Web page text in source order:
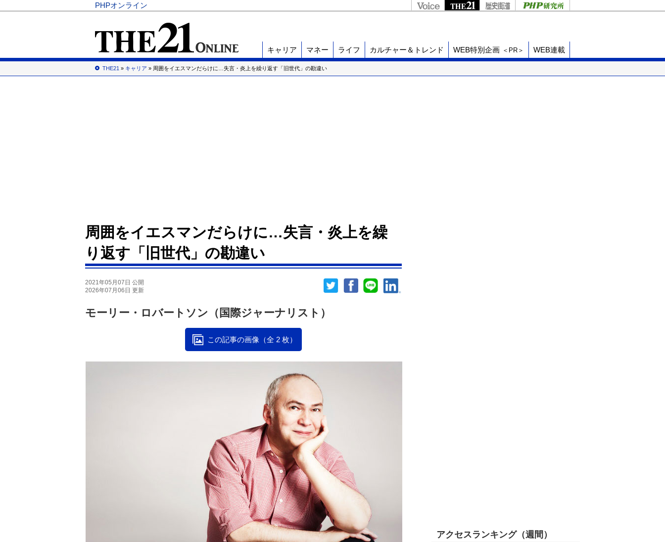
PHPオンライン
キャリア マネー ライフ カルチャー＆トレンド WEB特別企画 ＜PR＞ WEB連載
THE21 » キャリア » 周囲をイエスマンだらけに…失言・炎上を繰り返す「旧世代」の勘違い
周囲をイエスマンだらけに…失言・炎上を繰
り返す「旧世代」の勘違い
2021年05月07日 公開
2026年07月06日 更新
モーリー・ロバートソン（国際ジャーナリスト）
この記事の画像（全 2 枚）
アクセスランキング（週間）